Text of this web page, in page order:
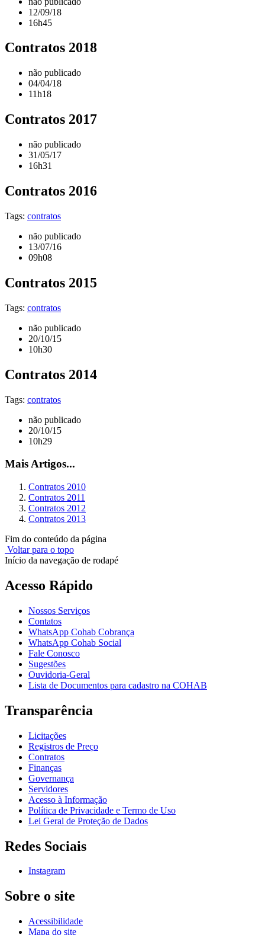
12/09/18
16h45
Contratos 2018
não publicado
04/04/18
11h18
Contratos 2017
não publicado
31/05/17
16h31
Contratos 2016
Tags: contratos
não publicado
13/07/16
09h08
Contratos 2015
Tags: contratos
não publicado
20/10/15
10h30
Contratos 2014
Tags: contratos
não publicado
20/10/15
10h29
Mais Artigos...
Contratos 2010
Contratos 2011
Contratos 2012
Contratos 2013
Fim do conteúdo da página
Voltar para o topo
Início da navegação de rodapé
Acesso Rápido
Nossos Serviços
Contatos
WhatsApp Cohab Cobrança
WhatsApp Cohab Social
Fale Conosco
Sugestões
Ouvidoria-Geral
Lista de Documentos para cadastro na COHAB
Transparência
Licitações
Registros de Preço
Contratos
Finanças
Governança
Servidores
Acesso à Informação
Política de Privacidade e Termo de Uso
Lei Geral de Proteção de Dados
Redes Sociais
Instagram
Sobre o site
Acessibilidade
Mapa do site